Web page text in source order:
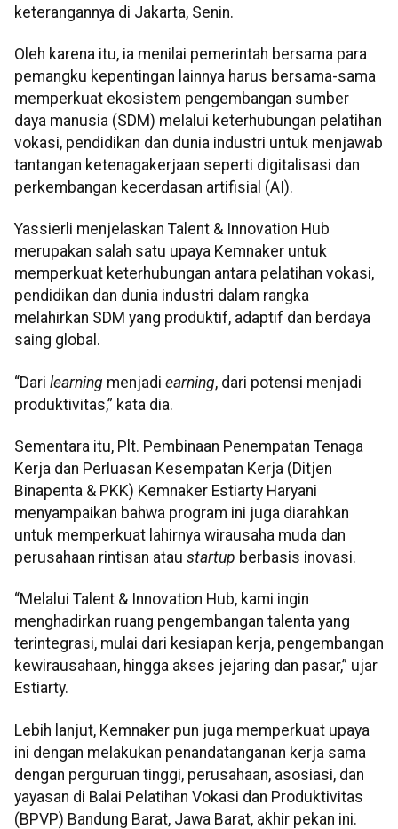
keterangannya di Jakarta, Senin.
Oleh karena itu, ia menilai pemerintah bersama para
pemangku kepentingan lainnya harus bersama-sama
memperkuat ekosistem pengembangan sumber
daya manusia (SDM) melalui keterhubungan pelatihan
vokasi, pendidikan dan dunia industri untuk menjawab
tantangan ketenagakerjaan seperti digitalisasi dan
perkembangan kecerdasan artifisial (AI).
Yassierli menjelaskan Talent & Innovation Hub
merupakan salah satu upaya Kemnaker untuk
memperkuat keterhubungan antara pelatihan vokasi,
pendidikan dan dunia industri dalam rangka
melahirkan SDM yang produktif, adaptif dan berdaya
saing global.
“Dari learning menjadi earning, dari potensi menjadi
produktivitas,” kata dia.
Sementara itu, Plt. Pembinaan Penempatan Tenaga
Kerja dan Perluasan Kesempatan Kerja (Ditjen
Binapenta & PKK) Kemnaker Estiarty Haryani
menyampaikan bahwa program ini juga diarahkan
untuk memperkuat lahirnya wirausaha muda dan
perusahaan rintisan atau startup berbasis inovasi.
“Melalui Talent & Innovation Hub, kami ingin
menghadirkan ruang pengembangan talenta yang
terintegrasi, mulai dari kesiapan kerja, pengembangan
kewirausahaan, hingga akses jejaring dan pasar,” ujar
Estiarty.
Lebih lanjut, Kemnaker pun juga memperkuat upaya
ini dengan melakukan penandatanganan kerja sama
dengan perguruan tinggi, perusahaan, asosiasi, dan
yayasan di Balai Pelatihan Vokasi dan Produktivitas
(BPVP) Bandung Barat, Jawa Barat, akhir pekan ini.